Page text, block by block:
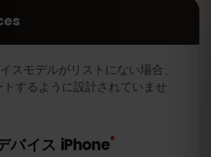
スモデルがリストにない場合、
するように設計されていませ
バイス iPhone*